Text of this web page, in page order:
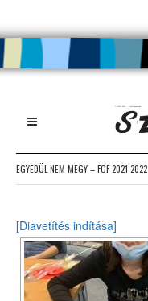
EGYEDÜL NEM MEGY – FOF 2021 2022
[Diavetítés indítása]